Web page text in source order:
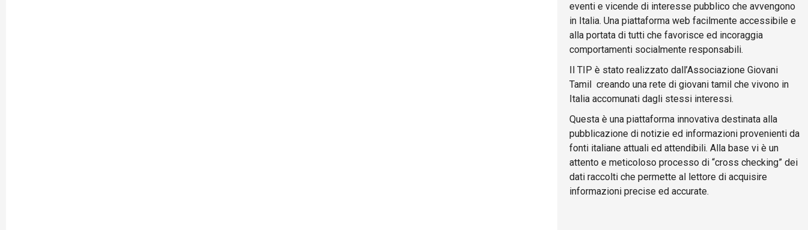
eventi e vicende di interesse pubblico che avvengono
in Italia. Una piattaforma web facilmente accessibile e
alla portata di tutti che favorisce ed incoraggia
comportamenti socialmente responsabili.
Il TIP è stato realizzato dall’Associazione Giovani
Tamil creando una rete di giovani tamil che vivono in
Italia accomunati dagli stessi interessi.
Questa è una piattaforma innovativa destinata alla
pubblicazione di notizie ed informazioni provenienti da
fonti italiane attuali ed attendibili. Alla base vi è un
attento e meticoloso processo di “cross checking” dei
dati raccolti che permette al lettore di acquisire
informazioni precise ed accurate.